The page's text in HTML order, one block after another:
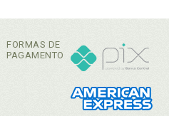
FORMAS DE
PAGAMENTO